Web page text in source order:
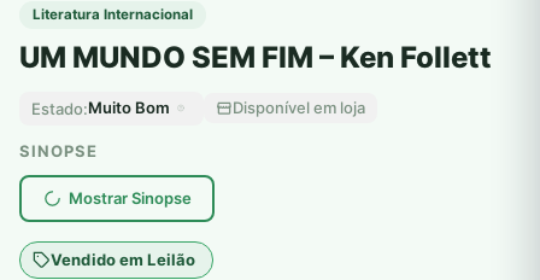
Literatura Internacional
UM MUNDO SEM FIM – Ken Follett
Estado:Muito Bom Disponível em loja
SINOPSE
Mostrar Sinopse
Vendido em Leilão